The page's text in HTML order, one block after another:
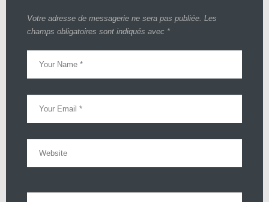
Votre adresse de messagerie ne sera pas publiée. Les
champs obligatoires sont indiqués avec *